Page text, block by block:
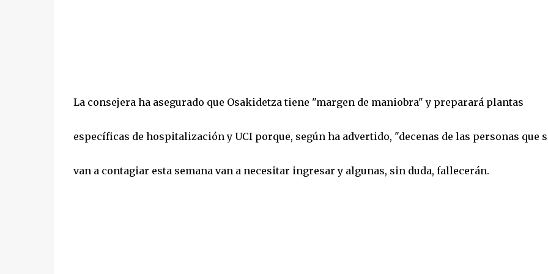
La consejera ha asegurado que Osakidetza tiene "margen de maniobra" y preparará plantas
específicas de hospitalización y UCI porque, según ha advertido, "decenas de las personas que
van a contagiar esta semana van a necesitar ingresar y algunas, sin duda, fallecerán.